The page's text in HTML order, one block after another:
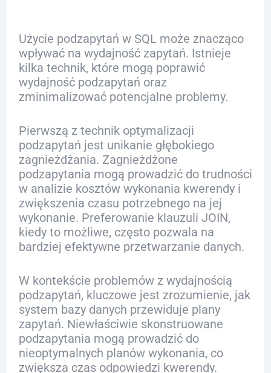
Użycie podzapytań w SQL może znacząco
wpływać na wydajność zapytań. Istnieje
kilka technik, które mogą poprawić
wydajność podzapytań oraz
zminimalizować potencjalne problemy.
Pierwszą z technik optymalizacji
podzapytań jest unikanie głębokiego
zagnieżdżania. Zagnieżdżone
podzapytania mogą prowadzić do trudności
w analizie kosztów wykonania kwerendy i
zwiększenia czasu potrzebnego na jej
wykonanie. Preferowanie klauzuli JOIN,
kiedy to możliwe, często pozwala na
bardziej efektywne przetwarzanie danych.
W kontekście problemów z wydajnością
podzapytań, kluczowe jest zrozumienie, jak
system bazy danych przewiduje plany
zapytań. Niewłaściwie skonstruowane
podzapytania mogą prowadzić do
nieoptymalnych planów wykonania, co
zwiększa czas odpowiedzi kwerendy.